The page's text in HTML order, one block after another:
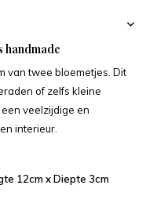
handmade
van twee bloemetjes. Dit
of zelfs kleine
veelzijdige en
interieur.
12cm x Diepte 3cm